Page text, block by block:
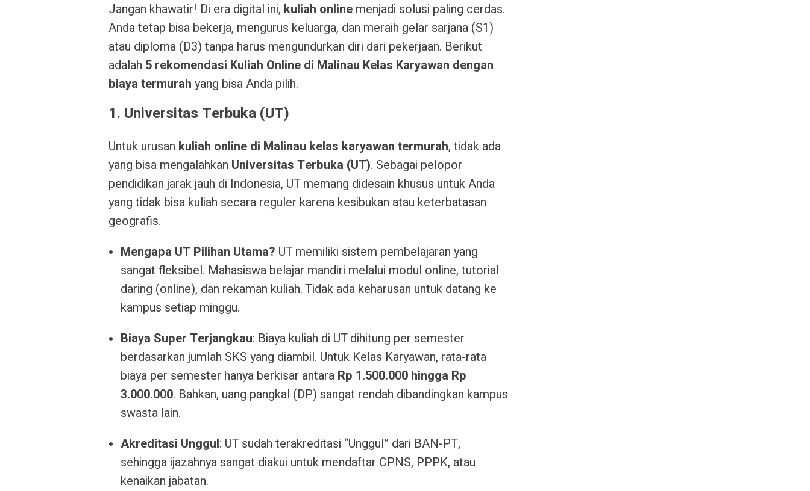
Jangan khawatir! Di era digital ini, kuliah online menjadi solusi paling cerdas.
Anda tetap bisa bekerja, mengurus keluarga, dan meraih gelar sarjana (S1)
atau diploma (D3) tanpa harus mengundurkan diri dari pekerjaan. Berikut
adalah 5 rekomendasi Kuliah Online di Malinau Kelas Karyawan dengan
biaya termurah yang bisa Anda pilih.
1. Universitas Terbuka (UT)
Untuk urusan kuliah online di Malinau kelas karyawan termurah, tidak ada
yang bisa mengalahkan Universitas Terbuka (UT). Sebagai pelopor
pendidikan jarak jauh di Indonesia, UT memang didesain khusus untuk Anda
yang tidak bisa kuliah secara reguler karena kesibukan atau keterbatasan
geografis.
Mengapa UT Pilihan Utama? UT memiliki sistem pembelajaran yang
sangat fleksibel. Mahasiswa belajar mandiri melalui modul online, tutorial
daring (online), dan rekaman kuliah. Tidak ada keharusan untuk datang ke
kampus setiap minggu.
Biaya Super Terjangkau: Biaya kuliah di UT dihitung per semester
berdasarkan jumlah SKS yang diambil. Untuk Kelas Karyawan, rata-rata
biaya per semester hanya berkisar antara Rp 1.500.000 hingga Rp
3.000.000. Bahkan, uang pangkal (DP) sangat rendah dibandingkan kampus
swasta lain.
Akreditasi Unggul: UT sudah terakreditasi “Unggul” dari BAN-PT,
sehingga ijazahnya sangat diakui untuk mendaftar CPNS, PPPK, atau
kenaikan jabatan.